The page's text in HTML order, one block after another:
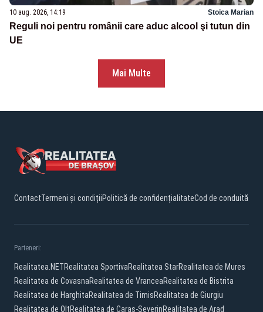
10 aug. 2026, 14:19 Stoica Marian
Reguli noi pentru românii care aduc alcool şi tutun din
UE
Mai Multe
ContactTermeni și condițiiPolitică de confidențialitateCod de conduită
Parteneri:
Realitatea.NETRealitatea SportivaRealitatea StarRealitatea de Mures
Realitatea de CovasnaRealitatea de VranceaRealitatea de Bistrita
Realitatea de HarghitaRealitatea de TimisRealitatea de Giurgiu
Realitatea de OltRealitatea de Caras-SeverinRealitatea de Arad